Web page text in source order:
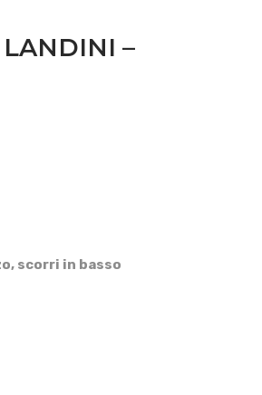
LANDINI –
scorri in basso